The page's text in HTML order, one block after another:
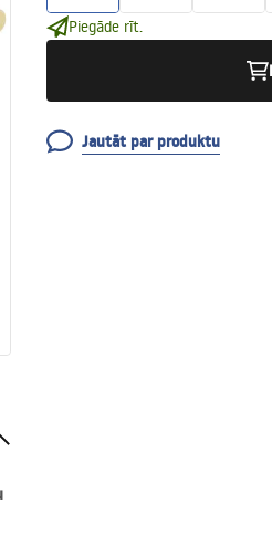
Piegāde rīt.
Jautāt par produktu